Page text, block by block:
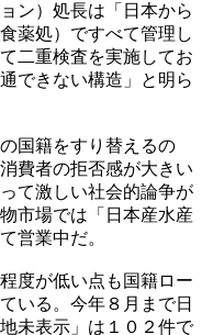
ン）処長は「日本から
薬処）ですべて管理し
二重検査を実施してお
できない構造」と明ら
国籍をすり替えるの
費者の拒否感が大きい
て激しい社会的論争が
市場では「日本産水産
営業中だ。
度が低い点も国籍ロー
いる。今年８月まで日
未表示」は１０２件で